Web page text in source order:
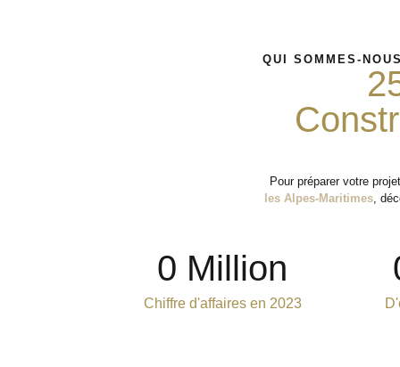
QUI SOMMES-
Pour préparer votre
les Alpes-Maritimes ,
Chiffre d'affaires en 2023
0 Million